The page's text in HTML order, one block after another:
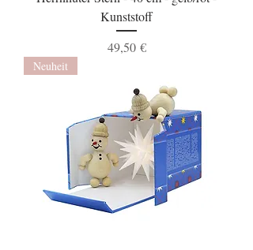
Kunststoff
Preis
49,50 €
Neuheit